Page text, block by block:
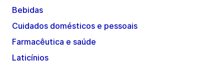
Bebidas
Cuidados domésticos e pessoais
Farmacêutica e saúde
Laticínios